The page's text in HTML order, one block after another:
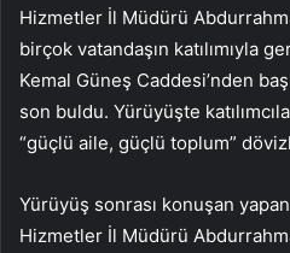
Hizmetler İl Müdürü
birçok vatandaşın katılımıyla
Kemal Güneş Caddesi’nden
son buldu. Yürüyüşte
“güçlü aile, güçlü toplum”
Yürüyüş sonrası konuşan
Hizmetler İl Müdürü